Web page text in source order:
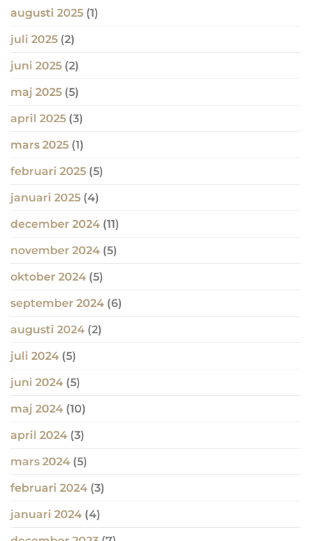
augusti 2025 (1)
juli 2025 (2)
juni 2025 (2)
maj 2025 (5)
april 2025 (3)
mars 2025 (1)
februari 2025 (5)
januari 2025 (4)
december 2024 (11)
november 2024 (5)
oktober 2024 (5)
september 2024 (6)
augusti 2024 (2)
juli 2024 (5)
juni 2024 (5)
maj 2024 (10)
april 2024 (3)
mars 2024 (5)
februari 2024 (3)
januari 2024 (4)